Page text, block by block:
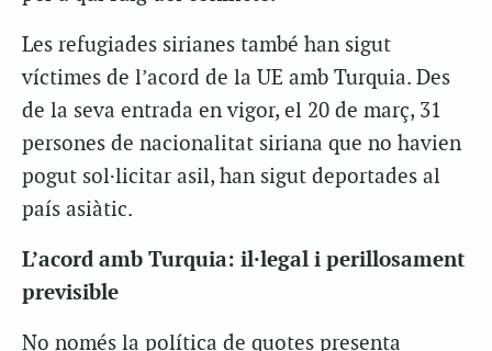
Les refugiades sirianes també han sigut
víctimes de l’acord de la UE amb Turquia. Des
de la seva entrada en vigor, el 20 de març, 31
persones de nacionalitat siriana que no havien
pogut sol·licitar asil, han sigut deportades al
país asiàtic.
L’acord amb Turquia: il·legal i perillosament
previsible
No només la política de quotes presenta